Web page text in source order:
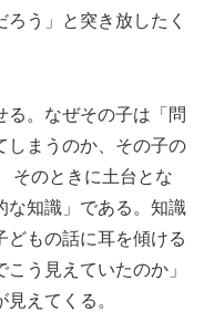
う」と突き放したく
る。なぜその子は「問
しまうのか、その子の
そのときに土台とな
な知識」である。知識
どもの話に耳を傾ける
う見えていたのか」
えてくる。